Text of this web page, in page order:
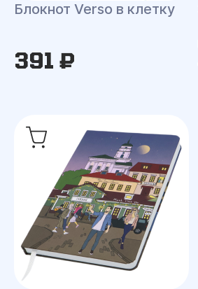
Блокнот Verso в клетку
391 ₽